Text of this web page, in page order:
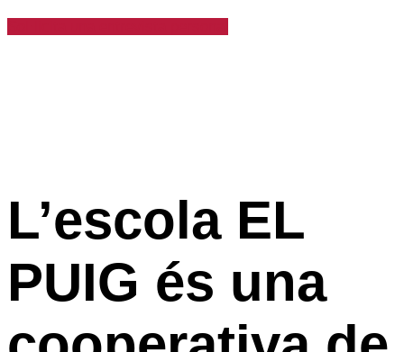
L’escola EL
PUIG és una